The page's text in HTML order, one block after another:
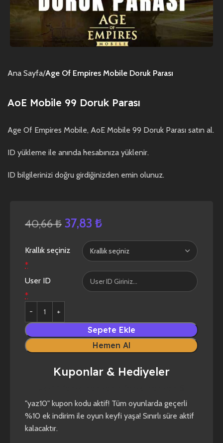
Ana Sayfa Age Of Empires Mobile Doruk Parası
AoE Mobile 99 Doruk Parası
Age Of Empires Mobile, AoE Mobile 99 Doruk Parası satın al.
ID yükleme ile anında hesabınıza yüklenir.
ID bilgilerinizi doğru girdiğinizden emin olunuz.
40,66₺ 37,83 ₺
Krallık seçiniz
*
User ID
*
Sepete Ekle
Hemen Al
Kuponlar & Hediyeler
"yaz10" kupon kodu aktif! Tüm oyunlarda geçerli
%10 ek indirim ile oyun keyfi yaşa! Sınırlı süre aktif
kalacaktır.